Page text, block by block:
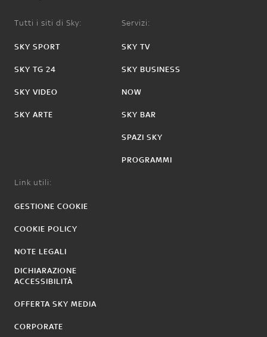
Tutti i siti di Sky:
SKY SPORT
SKY TG 24
SKY VIDEO
SKY ARTE
Servizi:
SKY TV
SKY BUSINESS
NOW
SKY BAR
SPAZI SKY
PROGRAMMI
Link utili:
GESTIONE COOKIE
COOKIE POLICY
NOTE LEGALI
DICHIARAZIONE
ACCESSIBILITÀ
OFFERTA SKY MEDIA
CORPORATE